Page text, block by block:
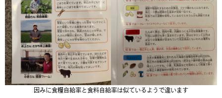
因みに食糧自給率と食料自給率は似ているようで違います